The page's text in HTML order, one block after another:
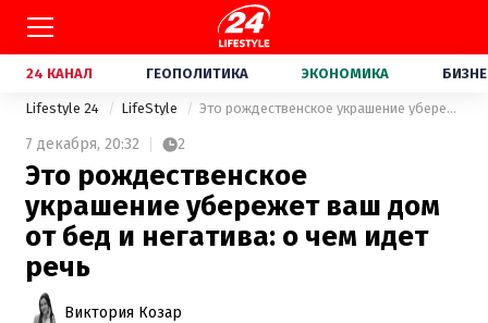
24 КАНАЛ ГЕОПОЛИТИКА ЭКОНОМИКА
Lifestyle 24 LifeStyle Это рождественское украшение убережет ваш дом от бед и негатива: о чем идет речь
7 декабря, 20:32 2
Это рождественское
украшение убережет ваш дом
от бед и негатива: о чем идет
речь
Виктория Козар